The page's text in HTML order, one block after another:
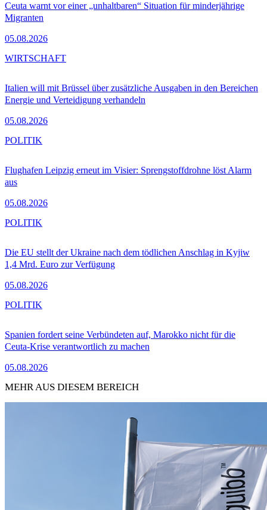
Ceuta warnt vor einer „unhaltbaren“ Situation für minderjährige
Migranten
05.08.2026
Italien will mit Brüssel über zusätzliche Ausgaben in den Bereichen
Energie und Verteidigung verhandeln
05.08.2026
WIRTSCHAFT
Flughafen Leipzig erneut im Visier: Sprengstoffdrohne löst Alarm
aus
05.08.2026
POLITIK
Die EU stellt der Ukraine nach dem tödlichen Anschlag in Kyjiw
1,4 Mrd. Euro zur Verfügung
05.08.2026
POLITIK
Spanien fordert seine Verbündeten auf, Marokko nicht für die
Ceuta-Krise verantwortlich zu machen
05.08.2026
POLITIK
MEHR AUS DIESEM BEREICH